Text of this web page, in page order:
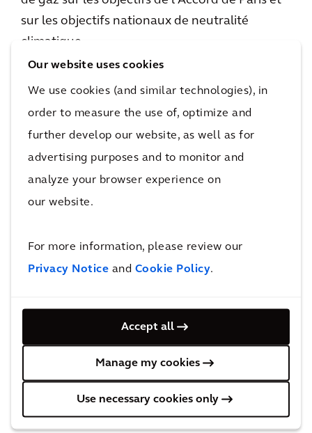
Our website uses cookies
We use cookies (and similar technologies), in
order to measure the use of, optimize and
further develop our website, as well as for
advertising purposes and to monitor and
analyze your browser experience on
our website.
For more information, please review our
Privacy Notice and Cookie Policy.
Accept all
Manage my cookies
Use necessary cookies only
sur les objectifs nationaux de neutralité
climatique.
Le 17 novembre, une mise à jour du Global
Methane Pledge (Engagement mondial
concernant le méthane) 5a été actée. 150 pays
ont accepté de réduire leurs émissions de
méthane de 30 % d'ici 2030 et parmi eux,
COP26. Pour lutter contre le méthane qui
contribue largement aux émissions de GES, il
l'économie. L'industrie pétrolière ne sera donc
plus la seule à être restreinte, elle sera rejointe
par le secteur des déchets et de l'agriculture